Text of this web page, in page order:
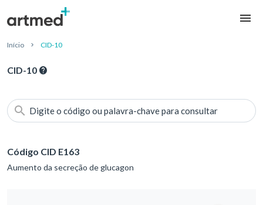
Início CID-10
CID-10
Digite o código ou palavra-chave para consultar
Código CID E163
Aumento da secreção de glucagon